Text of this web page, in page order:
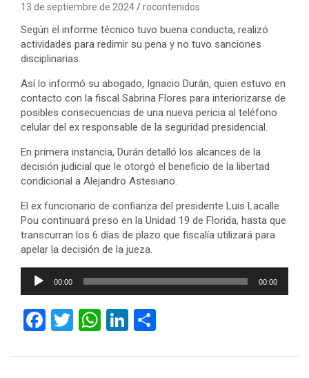
13 de septiembre de 2024 rocontenidos
Según el informe técnico tuvo buena conducta, realizó
actividades para redimir su pena y no tuvo sanciones
disciplinarias.
Así lo informó su abogado, Ignacio Durán, quien estuvo en
contacto con la fiscal Sabrina Flores para interiorizarse de
posibles consecuencias de una nueva pericia al teléfono
celular del ex responsable de la seguridad presidencial.
En primera instancia, Durán detalló los alcances de la
decisión judicial que le otorgó el beneficio de la libertad
condicional a Alejandro Astesiano.
El ex funcionario de confianza del presidente Luis Lacalle
Pou continuará preso en la Unidad 19 de Florida, hasta que
transcurran los 6 días de plazo que fiscalía utilizará para
apelar la decisión de la jueza.
Reproductor
00:00 00:00
F
ce
T
tt
W
at
Li
ke m